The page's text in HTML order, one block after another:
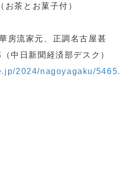
茶とお菓子付）
房流家元、正調名古屋甚
中日新聞経済部デスク）
2024/nagoyagaku/5465.